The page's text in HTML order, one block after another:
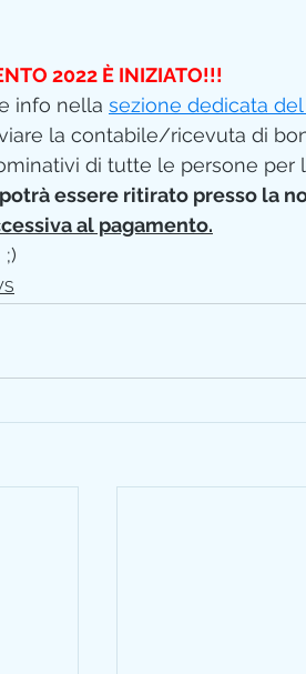
2022 È INIZIATO!!!
info nella sezione dedicata
la contabile/ricevuta di
di tutte le persone per
potrà essere ritirato presso la
al pagamento.